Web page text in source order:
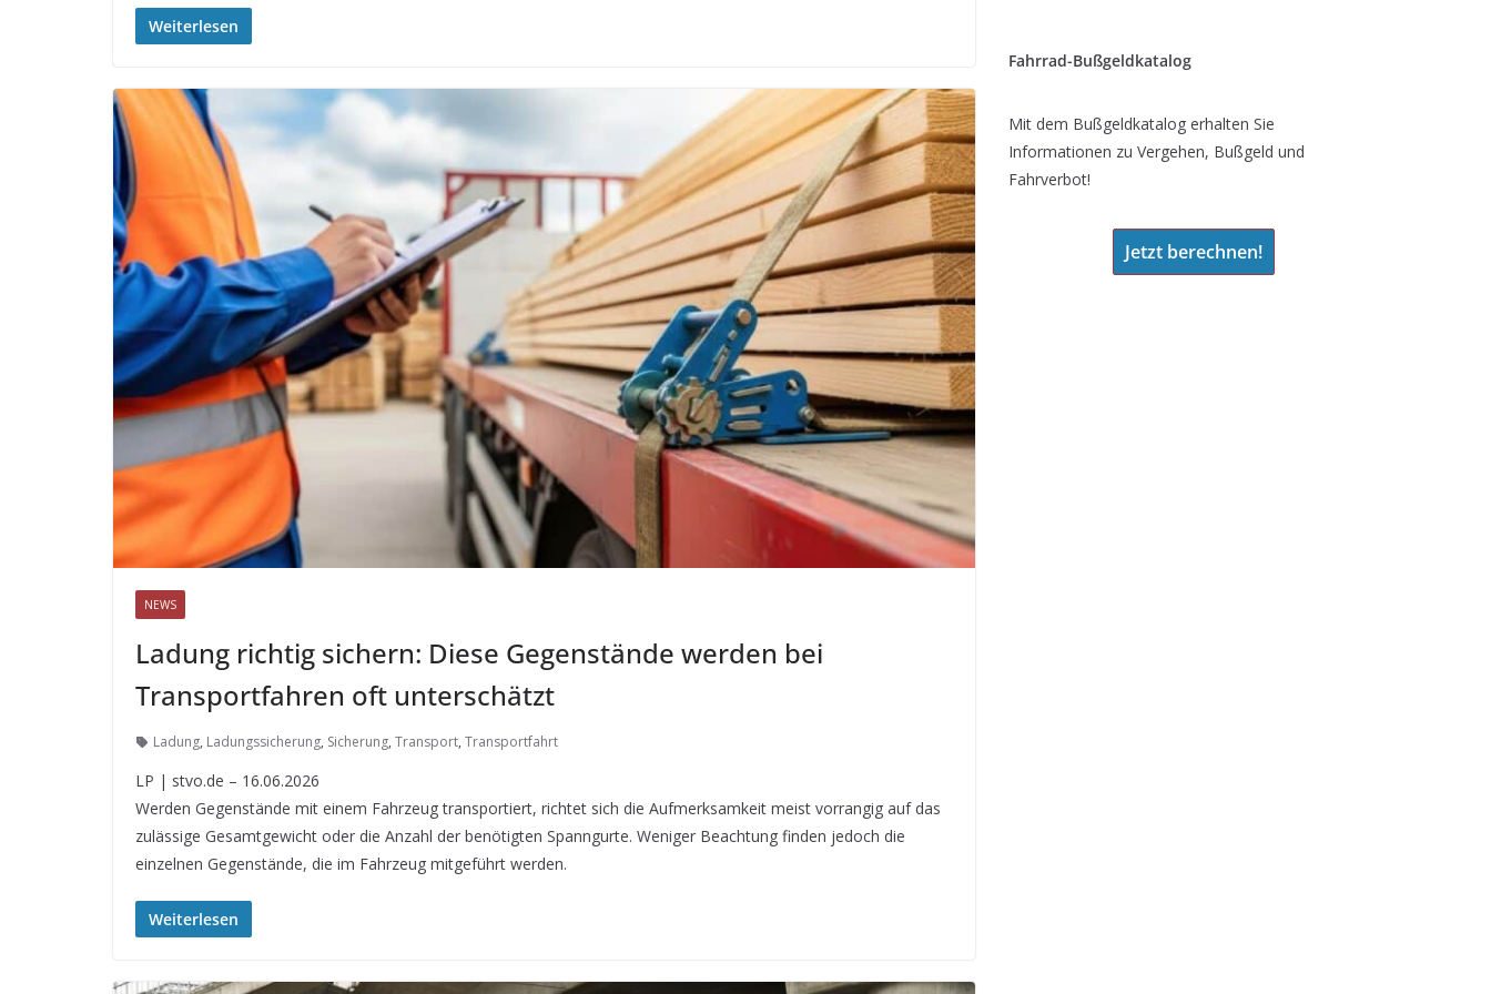
Weiterlesen
NEWS
Ladung richtig sichern: Diese Gegenstände werden bei
Transportfahren oft unterschätzt
Ladung, Ladungssicherung, Sicherung, Transport, Transportfahrt
LP | stvo.de – 16.06.2026
Werden Gegenstände mit einem Fahrzeug transportiert, richtet sich die Aufmerksamkeit meist vorrangig auf das
zulässige Gesamtgewicht oder die Anzahl der benötigten Spanngurte. Weniger Beachtung finden jedoch die
einzelnen Gegenstände, die im Fahrzeug mitgeführt werden.
Weiterlesen
Fahrrad-Bußgeldkatalog
Mit dem Bußgeldkatalog erhalten Sie
Informationen zu Vergehen, Bußgeld und
Fahrverbot!
Jetzt berechnen!